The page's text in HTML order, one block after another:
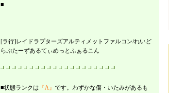
■
[ラ行]レイドラプターズアルティメットファルコン/れいど
らぷたーずあるてぃめっとふぁるこん
┛┛┛┛┛┛┛┛┛┛┛┛┛┛┛┛┛┛┛┛
■状態ランクは 『A』 です。わずかな傷・いたみがあるも